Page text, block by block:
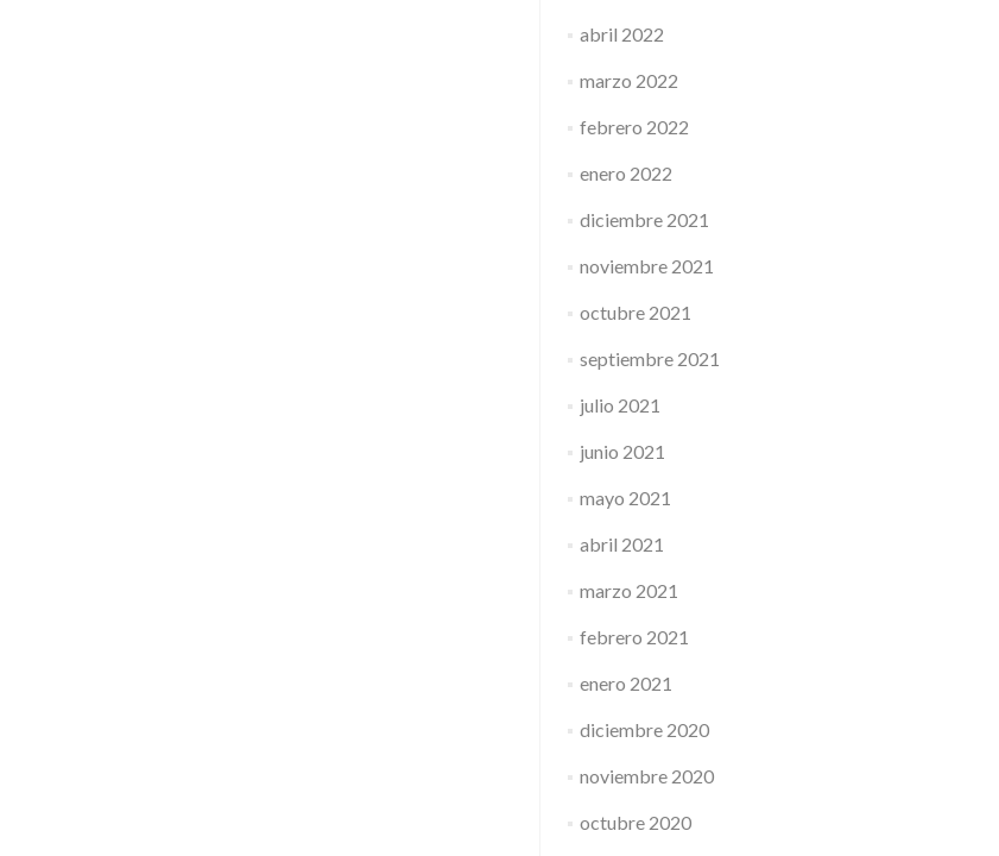
abril 2022
marzo 2022
febrero 2022
enero 2022
diciembre 2021
noviembre 2021
octubre 2021
septiembre 2021
julio 2021
junio 2021
mayo 2021
abril 2021
marzo 2021
febrero 2021
enero 2021
diciembre 2020
noviembre 2020
octubre 2020